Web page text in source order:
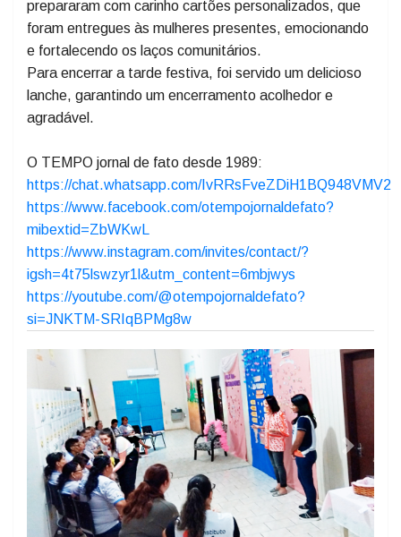
O evento também contou com muitos sorteios de
brindes e a entrega de lembranças oferecidas pelo
Conselho Municipal da Mulher. As crianças do Conviva
prepararam com carinho cartões personalizados, que
foram entregues às mulheres presentes, emocionando
e fortalecendo os laços comunitários.
lanche, garantindo um encerramento acolhedor e
agradável.
O TEMPO jornal de fato desde 1989:
https://chat.whatsapp.com/IvRRsFveZDiH1BQ948VMV2
https://www.facebook.com/otempojornaldefato?
mibextid=ZbWKwL
https://www.instagram.com/invites/contact/?
https://youtube.com/@otempojornaldefato?
si=JNKTM-SRIqBPMg8w